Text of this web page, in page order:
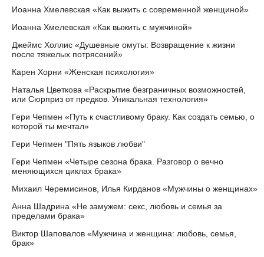
Иоанна Хмелевская «Как выжить с современной женщиной»
Иоанна Хмелевская «Как выжить с мужчиной»
Джеймс Холлис «Душевные омуты: Возвращение к жизни
после тяжелых потрясений»
Карен Хорни «Женская психология»
Наталья Цветкова «Раскрытие безграничных возможностей,
или Сюрприз от предков. Уникальная технология»
Гери Чепмен «Путь к счастливому браку. Как создать семью, о
которой ты мечтал»
Гери Чепмен "Пять языков любви"
Гери Чепмен «Четыре сезона брака. Разговор о вечно
меняющихся циклах брака»
Михаил Черемисинов, Илья Кирданов «Мужчины о женщинах»
Анна Шадрина «Не замужем: секс, любовь и семья за
пределами брака»
Виктор Шаповалов «Мужчина и женщина: любовь, семья,
брак»